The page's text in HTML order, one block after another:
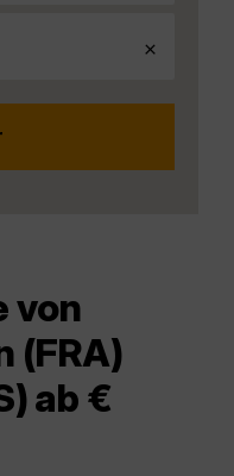
von
(FRA)
ab €